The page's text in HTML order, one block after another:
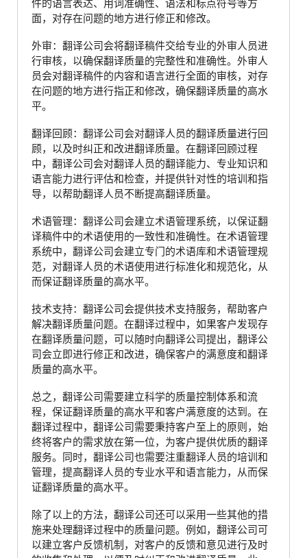
件的语言表达、用词准确性、语法和标点符号等方
面，对存在问题的地方进行修正和修改。
外审：翻译公司会将翻译稿件交给专业的外审人员进
行审核，以确保翻译质量的完整性和准确性。外审人
员会对翻译稿件的内容和语言进行全面的审核，对存
在问题的地方进行指正和修改，确保翻译质量的高水
平。
翻译回顾：翻译公司会对翻译人员的翻译质量进行回
顾，以及时纠正和改进翻译质量。在翻译回顾过程
中，翻译公司会对翻译人员的翻译能力、专业知识和
语言能力进行评估和检查，并提供针对性的培训和指
导，以帮助翻译人员不断提高翻译质量。
术语管理：翻译公司会建立术语管理系统，以保证翻
译稿件中的术语使用的一致性和准确性。在术语管理
系统中，翻译公司会建立专门的术语库和术语管理规
范，对翻译人员的术语使用进行标准化和规范化，从
而保证翻译质量的高水平。
技术支持：翻译公司会提供技术支持服务，帮助客户
解决翻译质量问题。在翻译过程中，如果客户发现存
在翻译质量问题，可以随时向翻译公司提出，翻译公
司会立即进行修正和改进，确保客户的满意度和翻译
质量的高水平。
总之，翻译公司需要建立科学的质量控制体系和流
程，保证翻译质量的高水平和客户满意度的达到。在
翻译过程中，翻译公司需要秉持客户至上的原则，始
终将客户的需求放在第一位，为客户提供优质的翻译
服务。同时，翻译公司也需要注重翻译人员的培训和
管理，提高翻译人员的专业水平和语言能力，从而保
证翻译质量的高水平。
除了以上的方法，翻译公司还可以采用一些其他的措
施来处理翻译过程中的质量问题。例如，翻译公司可
以建立客户反馈机制，对客户的反馈和意见进行及时